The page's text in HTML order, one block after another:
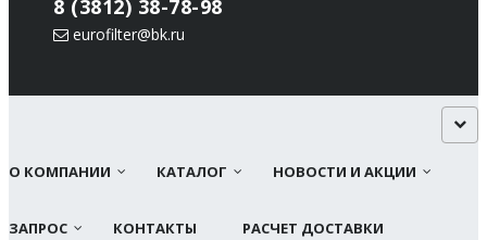
8 (3812) 38-78-98
eurofilter@bk.ru
О КОМПАНИИ КАТАЛОГ НОВОСТИ И АКЦИИ
ЗАПРОС КОНТАКТЫ РАСЧЕТ ДОСТАВКИ